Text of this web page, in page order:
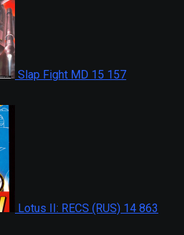
Slap Fight MD 15 157
Lotus II: RECS (RUS) 14 863